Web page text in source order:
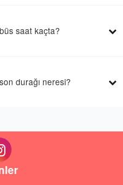
saat kaçta?
durağı neresi?